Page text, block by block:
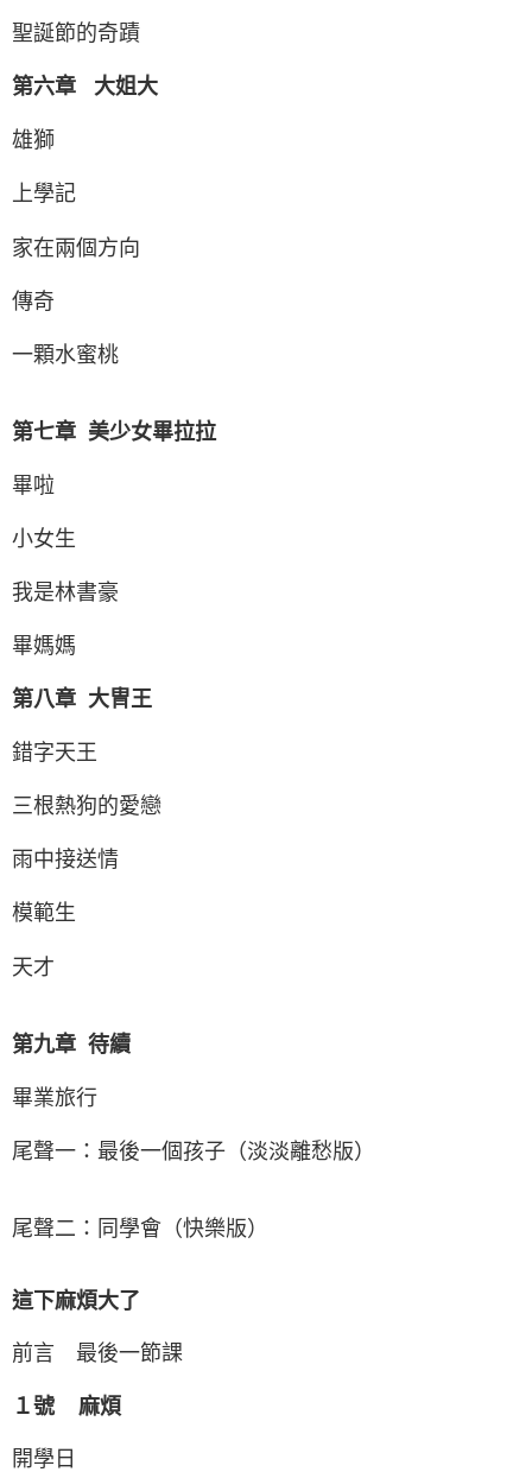
聖誕節的奇蹟
第六章 大姐大
雄獅
上學記
家在兩個方向
傳奇
一顆水蜜桃
第七章 美少女畢拉拉
畢啦
小女生
我是林書豪
畢媽媽
第八章 大冑王
錯字天王
三根熱狗的愛戀
雨中接送情
模範生
天才
第九章 待續
畢業旅行
尾聲一：最後一個孩子（淡淡離愁版）
尾聲二：同學會（快樂版）
這下麻煩大了
前言 最後一節課
１號 麻煩
開學日